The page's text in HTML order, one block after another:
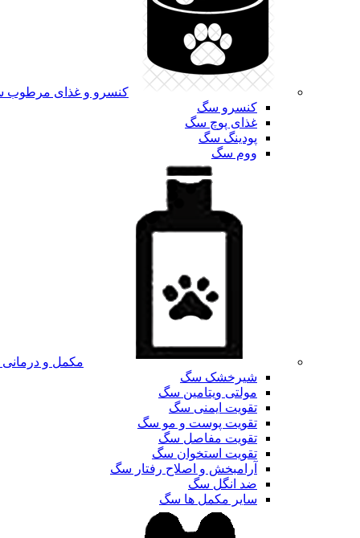
کنسرو و غذای
کنسرو سگ
غذای پوچ سگ
پودینگ سگ
ووم سگ
مکمل و
شیرخشک سگ
مولتی ویتامین سگ
تقویت ایمنی سگ
تقویت پوست و مو سگ
تقویت مفاصل سگ
تقویت استخوان سگ
آرامبخش و اصلاح رفتار سگ
ضد انگل سگ
سایر مکمل ها سگ